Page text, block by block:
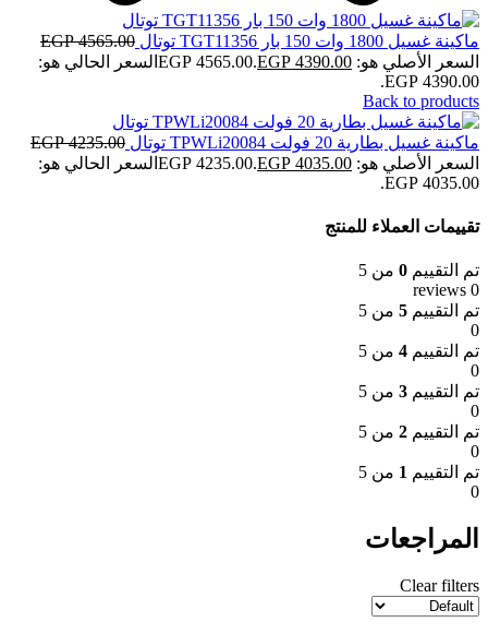
ماكينة غسيل 1800 وات 150 بار TGT11356 توتال EGP4565.00
السعر الأصلي هو: EGP 4565.00.
EGP 4390.00
السعر الحالي هو:
EGP 4390.00.
Back to products
ماكينة غسيل بطارية 20 فولت TPWLi20084 توتال EGP4235.00
السعر الأصلي هو: EGP 4235.00.
EGP 4035.00
السعر الحالي هو:
EGP 4035.00.
تقييمات العملاء للمنتج
تم التقييم 0 من 5
0 reviews
تم التقييم 5 من 5
0
تم التقييم 4 من 5
0
تم التقييم 3 من 5
0
تم التقييم 2 من 5
0
تم التقييم 1 من 5
0
المراجعات
Clear filters